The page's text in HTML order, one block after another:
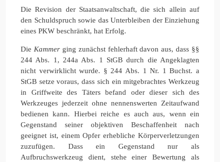
Die Revision der Staatsanwaltschaft, die sich allein auf
den Schuldspruch sowie das Unterbleiben der Einziehung
eines PKW beschränkt, hat Erfolg.
Die Kammerging zunächst fehlerhaft davon aus, dass §§
244 Abs. 1, 244a Abs. 1 StGB durch die Angeklagten
nicht verwirklicht wurde. § 244 Abs. 1 Nr. 1 Buchst. a
StGB setze voraus, dass sich ein mitgebrachtes Werkzeug
in Griffweite des Täters befand oder dieser sich des
Werkzeuges jederzeit ohne nennenswerten Zeitaufwand
bedienen kann. Hierbei reiche es auch aus, wenn ein
Gegenstand seiner objektiven Beschaffenheit nach
geeignet ist, einem Opfer erhebliche Körperverletzungen
zuzufügen. Dass ein Gegenstand nur als
Aufbruchswerkzeug dient, stehe einer Bewertung als